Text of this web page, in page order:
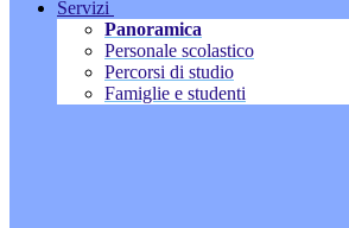
Servizi
Panoramica
Personale scolastico
Percorsi di studio
Famiglie e studenti